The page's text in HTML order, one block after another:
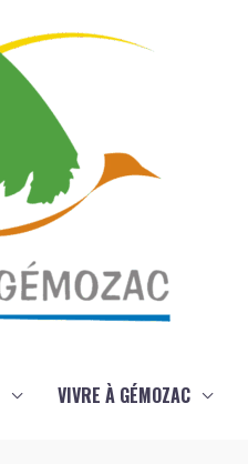
VIVRE À GÉMOZAC